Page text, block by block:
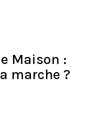
Maison :
marche ?